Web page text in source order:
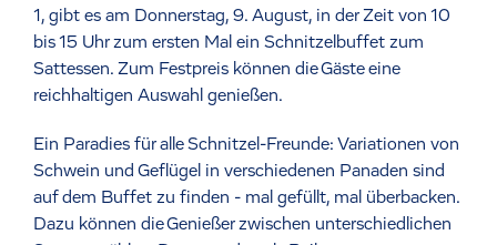
1, gibt es am Donnerstag, 9. August, in der Zeit von 10
bis 15 Uhr zum ersten Mal ein Schnitzelbuffet zum
Sattessen. Zum Festpreis können die Gäste eine
reichhaltigen Auswahl genießen.
Ein Paradies für alle Schnitzel-Freunde: Variationen von
Schwein und Geflügel in verschiedenen Panaden sind
auf dem Buffet zu finden - mal gefüllt, mal überbacken.
Dazu können die Genießer zwischen unterschiedlichen